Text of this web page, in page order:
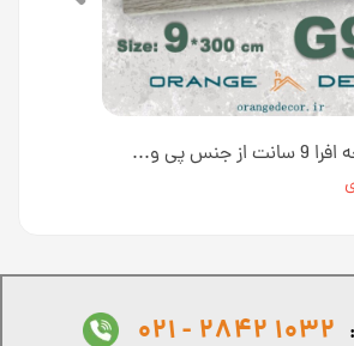
قرنیز ورساچه افرا 9 سانت از جنس پی وی سی کد G958
1032 2842 - 021